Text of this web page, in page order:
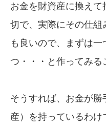
お金を財資産に換え
切で、実際にその仕組
も良いので、まずは
つ・・・と作ってみる
そうすれば、お金が
産）を持っているわ